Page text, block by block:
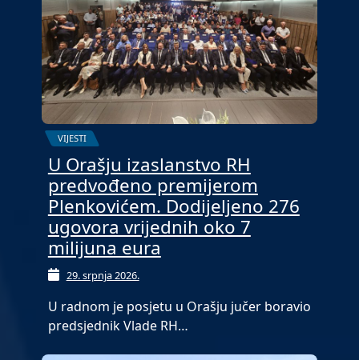
VIJESTI
U Orašju izaslanstvo RH
predvođeno premijerom
Plenkovićem. Dodijeljeno 276
ugovora vrijednih oko 7
milijuna eura
29. srpnja 2026.
U radnom je posjetu u Orašju jučer boravio
predsjednik Vlade RH…